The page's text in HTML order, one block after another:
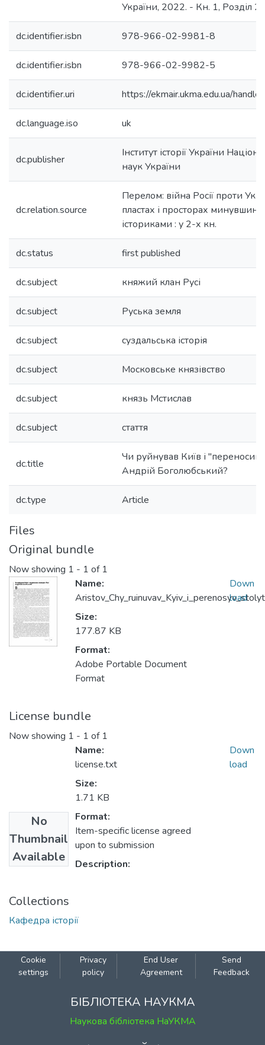
України, 2022. - Кн. 1, Розділ
dc.identifier.isbn 978-966-02-9981-8
dc.identifier.isbn 978-966-02-9982-5
dc.identifier.uri https://ekmair.ukma.edu.ua/
dc.language.iso uk
dc.publisher
Інститут історії України
наук України
dc.relation.source
Перелом: війна Росії проти
пластах і просторах
істориками : у 2-х кн.
dc.status first published
dc.subject княжий клан Русі
dc.subject Руська земля
dc.subject суздальська історія
dc.subject Московське князівство
dc.subject князь Мстислав
dc.subject стаття
dc.title
Чи руйнував Київ і "переносив
Андрій Боголюбський?
dc.type Article
Files
Original bundle
Now showing 1 - 1 of 1
Name:
Size:
177.87 KB
Format:
Adobe Portable Document
Format
Down
load
License bundle
Now showing 1 - 1 of 1
No
Thumbnail
Available
Name:
license.txt
Size:
1.71 KB
Format:
Item-specific license agreed
upon to submission
Description:
Down
load
Collections
Кафедра історії
Cookie
settings
Privacy
policy
End User
Agreement
Send
Feedback
БІБЛІОТЕКА НАУКМА
Наукова бібліотека НаУКМА